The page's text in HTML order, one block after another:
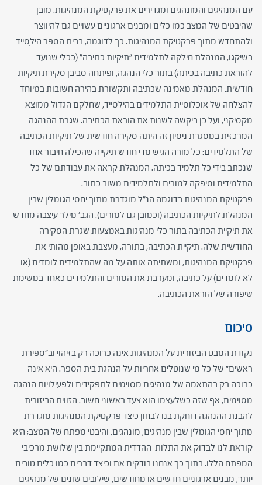
עם המנהיגים והמונהגים ומגדירים את פרקטיקת המנהיגות. מובן
שהיבטים של המצב כמו כלים ומבנים ארגוניים עשויים גם להיווצר
ולהתחדש מתוך פרקטיקת המנהיגות. כך לדוגמה, בבית הספר הילְסייד
בשיקגו, המנהלת חילקה לתלמידים "תיקיות כתיבה" (ככלי שנועד
להוראת כתיבה בכיתה) בתור כלי הנהגה, ופיתחה סביבן סקירת תיקיות
חודשית. המנהלת מאמינה שכתיבה ותקשורת בהירה חשובות במיוחד
להצלחה של אוכלוסיית התלמידים בהילסייד, שחלקם הגדול ממוצא
מקסיקני, ועל כן ביקשה לשנות את הוראת הכתיבה. שגרת ההנהגה
המרכזית במסגרת ניסיון זה היתה סקירה חודשית של תיקיות הכתיבה
של התלמידים: כל מורה הגיש מדי חודש תיקייה שהכילה חיבור אחד
שנכתב בידי כל תלמיד בכיתה. המנהלת קראה את עבודתם של כל
התלמידים וסיפקה למורים ולתלמידים משוב כתוב.
פרקטיקת המנהיגות בדוגמה הנ"ל מוגדרת מתוך יחסי הגומלין שבין
המנהלת לתיקיות הכתיבה (וכמובן גם למורים). הגב' מילר עיצבה מחדש
את תיקיית הכתיבה בתור כלי מנהיגות באמצעות שגרת הסקירה
החודשית שלה. תיקיית הכתיבה, בתורה, מעצבת באופן מהותי את
פרקטיקת המנהיגות, ומשתיתה אותה על מה שהתלמידים לומדים (או
לא לומדים) על כתיבה, ומערבת את המורים והתלמידים כאחד במשימת
שיפורה של הוראת הכתיבה.
סיכום
נקודת המבט הביזורית על המנהיגות אינה כרוכה רק בזיהוי וב"ספירת
ראשים" של כל מי שנוטלים אחריות על הנהגת בית הספר. היא אינה
כרוכה רק בהתאמה של מנהיגים מסוימים לתפקידים ולפעילויות הנהגה
מסוימים, אף שזה כשלעצמו הוא צעד ראשוני חשוב. הזווית הביזורית
להבנת ההנהגה דוחקת בנו לבחון כיצד פרקטיקת המנהיגות מוגדרת
מתוך יחסי הגומלין שבין מנהיגים, מונהגים, והיבטי מפתח של המצב; היא
קוראת לנו לבדוק את התלות-ההדדית המתקיימת בין שלושת מרכיבי
המפתח הללו. בתוך כך אנחנו בודקים אם וכיצד דברים כמו כלים טובים
יותר, מבנים ארגוניים חדשים או מחודשים, שילובים שונים של מנהיגים